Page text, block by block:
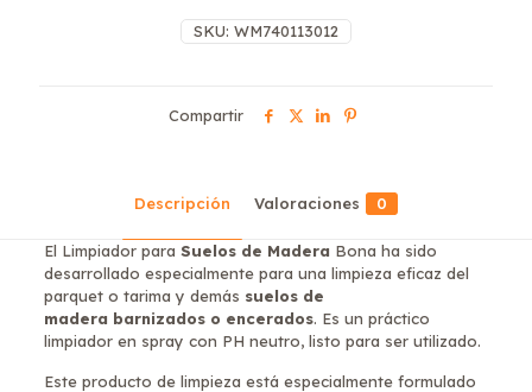
SKU: WM740113012
Compartir
Descripción Valoraciones 0
El Limpiador para Suelos de Madera Bona ha sido
desarrollado especialmente para una limpieza eficaz del
parquet o tarima y demás suelos de
madera barnizados o encerados. Es un práctico
limpiador en spray con PH neutro, listo para ser utilizado.
Este producto de limpieza está especialmente formulado